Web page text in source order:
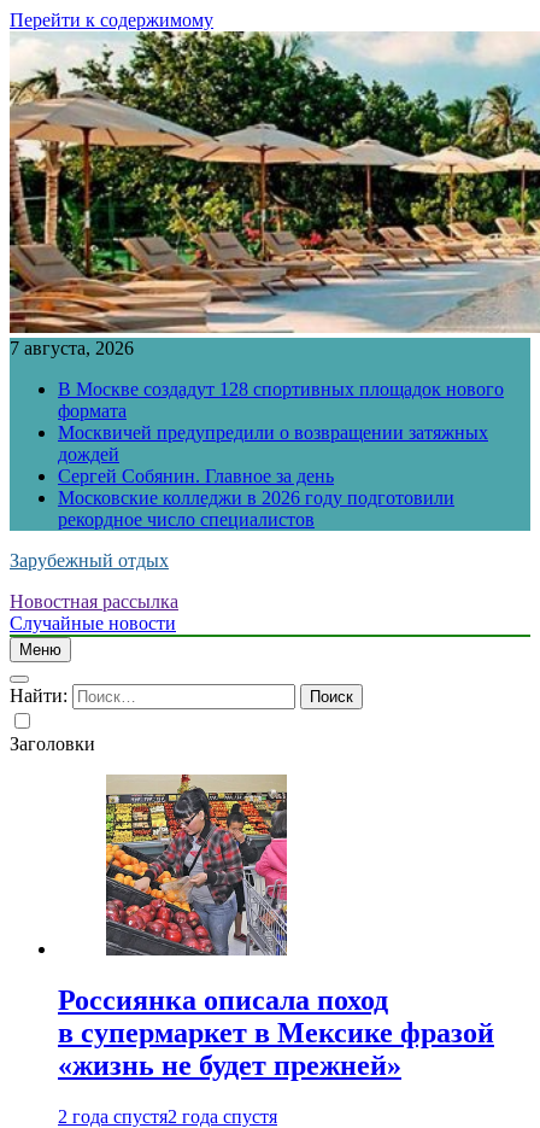
Перейти к содержимому
7 августа, 2026
В Москве создадут 128 спортивных площадок нового
формата
Москвичей предупредили о возвращении затяжных
дождей
Сергей Собянин. Главное за день
Московские колледжи в 2026 году подготовили
рекордное число специалистов
Зарубежный отдых
Новостная рассылка
Случайные новости
Меню
Найти:
Заголовки
Россиянка описала поход
в супермаркет в Мексике фразой
«жизнь не будет прежней»
2 года спустя2 года спустя